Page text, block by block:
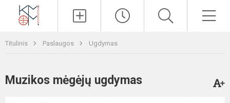
Titulinis Paslaugos Ugdymas
Muzikos mėgėjų ugdymas